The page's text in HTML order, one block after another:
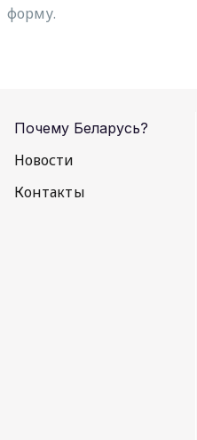
форму.
Почему Беларусь?
Новости
Контакты